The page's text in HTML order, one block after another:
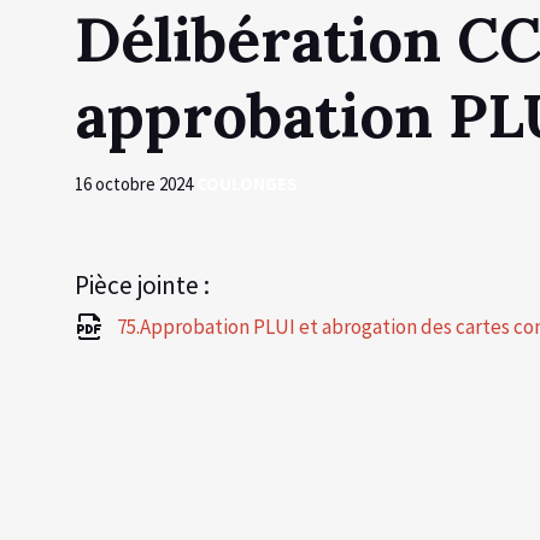
Délibération
approbation
16 octobre 2024
Pièce jointe :
75.Approbation PLUI et abrogation des cartes